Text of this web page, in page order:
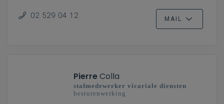
02 529 04 12 MAIL
PierreColla
stafmedewerker vicariale diensten
besturenwerking